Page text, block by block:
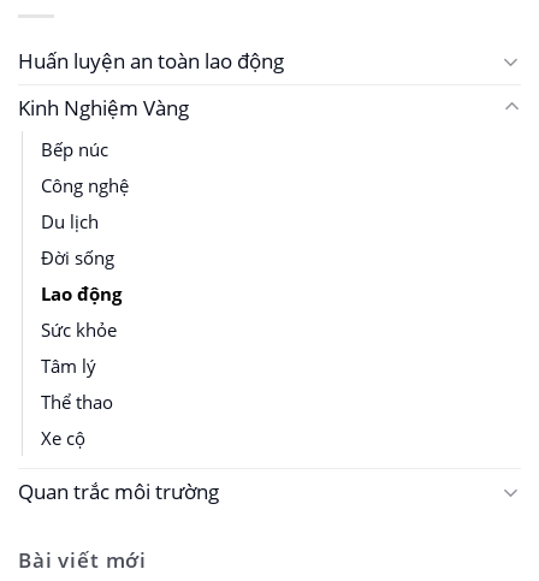
Huấn luyện an toàn lao động
Kinh Nghiệm Vàng
Bếp núc
Công nghệ
Du lịch
Đời sống
Lao động
Sức khỏe
Tâm lý
Thể thao
Xe cộ
Quan trắc môi trường
Bài viết mới